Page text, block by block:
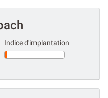
Indice d'implantation